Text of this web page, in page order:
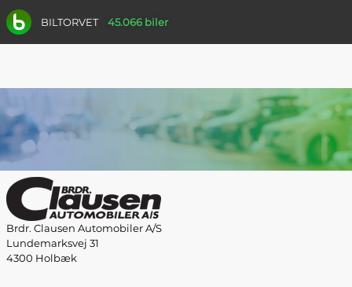
BILTORVET 45.066 biler
Brdr. Clausen Automobiler A/S
Lundemarksvej 31
4300 Holbæk